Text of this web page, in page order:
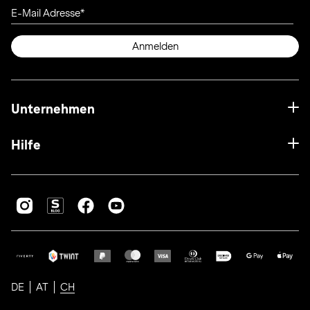
E-Mail Adresse
Anmelden
Unternehmen
Hilfe
DE AT CH